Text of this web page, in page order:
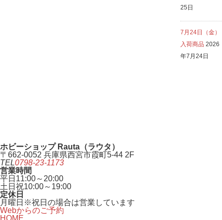
25日
7月24日（金）
入荷商品 2026
年7月24日
ホビーショップ Rauta（ラウタ）
〒662-0052 兵庫県西宮市霞町5-44 2F
TEL0798-23-1173
営業時間
平日 11:00～20:00
土日祝10:00～19:00
定休日
月曜日 ※祝日の場合は営業しています
Webからのご予約